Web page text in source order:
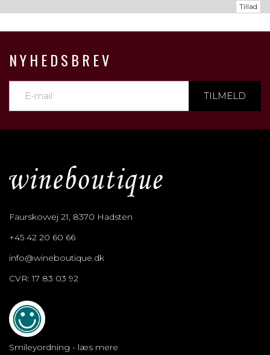
Tillad
NYHEDSBREV
TILMELD
Faurskovvej 21, 8370 Hadsten
+45 42 20 60 66
info@wineboutique.dk
CVR: 17 83 03 92
Smileyordning - læs mere